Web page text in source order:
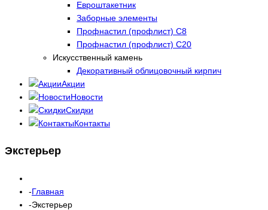
Евроштакетник
Заборные элементы
Профнастил (профлист) С8
Профнастил (профлист) С20
Искусственный камень
Декоративный облицовочный кирпич
Акции
Новости
Скидки
Контакты
Экстерьер
Главная
Экстерьер